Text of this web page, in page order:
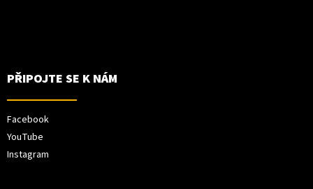
PŘIPOJTE SE K NÁM
Facebook
YouTube
Instagram